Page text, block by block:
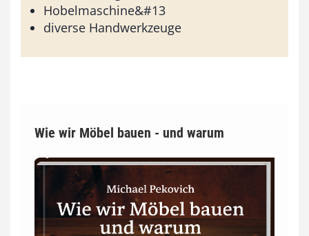
Hobelmaschine&#13
diverse Handwerkzeuge
Wie wir Möbel bauen - und warum